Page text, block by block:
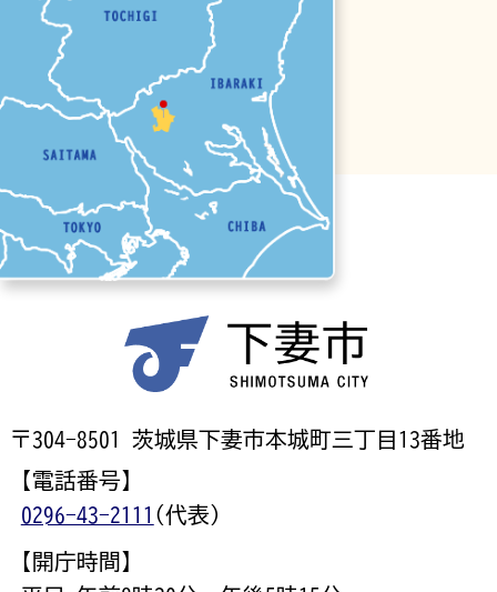
〒304-8501 茨城県下妻市本城町三丁目13番地
【電話番号】
0296-43-2111 (代表)
【開庁時間】